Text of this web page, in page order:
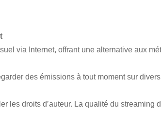
via Internet, offrant une alternative aux
des émissions à tout moment sur
les droits d’auteur. La qualité du streaming